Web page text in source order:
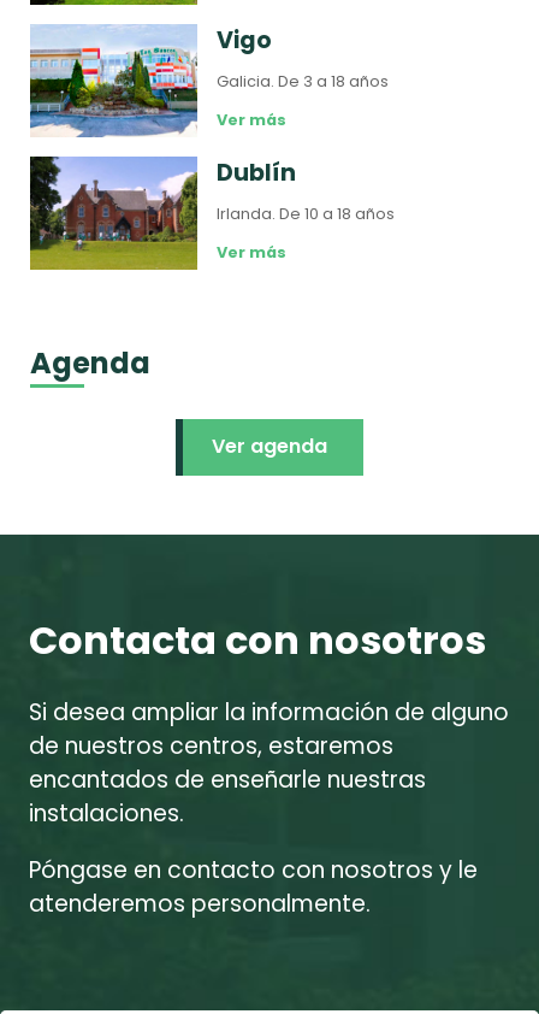
Vigo
Galicia.De 3 a 18 años
Ver más
Dublín
Irlanda.De 10 a 18 años
Ver más
Agenda
Ver agenda
Contacta con nosotros
Si desea ampliar la información de alguno
de nuestros centros, estaremos
encantados de enseñarle nuestras
instalaciones.
Póngase en contacto con nosotros y le
atenderemos personalmente.